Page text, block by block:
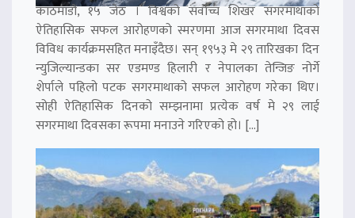
काठमाडौं, १५ जेठ । विश्वको सर्वोच्च शिखर सगरमाथाको
ऐतिहासिक सफल आरोहणको स्मरणमा आज सगरमाथा दिवस
विविध कार्यक्रमसहित मनाइँदैछ। सन् १९५३ मे २९ तारिखका दिन
न्युजिल्यान्डका सर एडमण्ड हिलारी र नेपालका तेन्जिङ नोर्गे
शेर्पाले पहिलो पटक सगरमाथाको सफल आरोहण गरेका थिए।
सोही ऐतिहासिक दिनको सम्झनामा प्रत्येक वर्ष मे २९ लाई
सगरमाथा दिवसका रूपमा मनाउने गरिएको हो। […]